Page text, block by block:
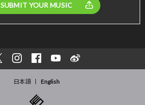
SUBMIT YOUR MUSIC
日本語 English